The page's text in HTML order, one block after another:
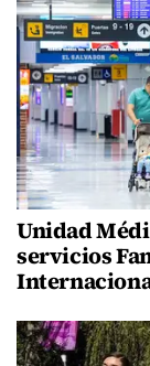
Unidad
servicios